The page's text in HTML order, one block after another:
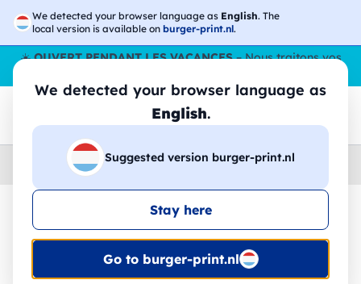
We detected your browser language as English. The
local version is available on burger-print.nl.
We detected your browser language as
English.
Suggested version burger-print.nl
Stay here
Go to burger-print.nl
☀️OUVERT PENDANT LES VACANCES– Nous traitons vos
Accessoires › sacs-a-dos-personnalises
🔥 Impression DTF à -30 %